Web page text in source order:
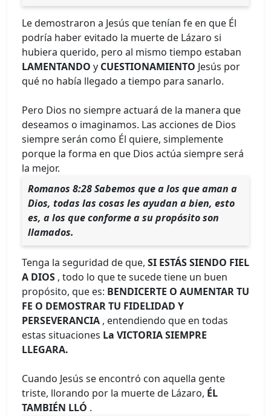
Le demostraron a Jesús que tenían fe en que Él
podría haber evitado la muerte de Lázaro si
hubiera querido, pero al mismo tiempo estaban
LAMENTANDO y CUESTIONAMIENTO Jesús por
qué no había llegado a tiempo para sanarlo.
Pero Dios no siempre actuará de la manera que
deseamos o imaginamos. Las acciones de Dios
siempre serán como Él quiere, simplemente
porque la forma en que Dios actúa siempre será
la mejor.
Romanos 8:28 Sabemos que a los que aman a
Dios, todas las cosas les ayudan a bien, esto
es, a los que conforme a su propósito son
llamados.
Tenga la seguridad de que, SI ESTÁS SIENDO FIEL
A DIOS , todo lo que te sucede tiene un buen
propósito, que es: BENDICERTE O AUMENTAR TU
FE O DEMOSTRAR TU FIDELIDAD Y
PERSEVERANCIA , entendiendo que en todas
estas situaciones La VICTORIA SIEMPRE
LLEGARA.
Cuando Jesús se encontró con aquella gente
triste, llorando por la muerte de Lázaro, ÉL
TAMBIÉN LLÓ .